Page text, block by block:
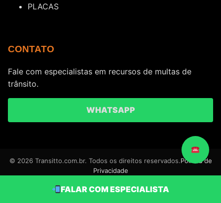
PLACAS
CONTATO
Fale com especialistas em recursos de multas de
trânsito.
WHATSAPP
© 2026 Transitto.com.br. Todos os direitos reservados.Política de
Privacidade
FALAR COM ESPECIALISTA